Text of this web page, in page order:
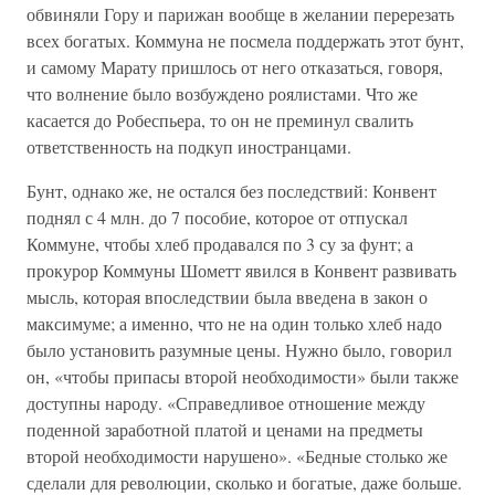
обвиняли Гору и парижан вообще в желании перерезать
всех богатых. Коммуна не посмела поддержать этот бунт,
и самому Марату пришлось от него отказаться, говоря,
что волнение было возбуждено роялистами. Что же
касается до Робеспьера, то он не преминул свалить
ответственность на подкуп иностранцами.
Бунт, однако же, не остался без последствий: Конвент
поднял с 4 млн. до 7 пособие, которое от отпускал
Коммуне, чтобы хлеб продавался по 3 су за фунт; а
прокурор Коммуны Шометт явился в Конвент развивать
мысль, которая впоследствии была введена в закон о
максимуме; а именно, что не на один только хлеб надо
было установить разумные цены. Нужно было, говорил
он, «чтобы припасы второй необходимости» были также
доступны народу. «Справедливое отношение между
поденной заработной платой и ценами на предметы
второй необходимости нарушено». «Бедные столько же
сделали для революции, сколько и богатые, даже больше.